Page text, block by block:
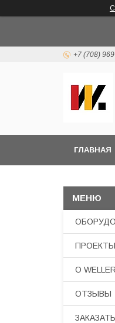
+7 (708)
ГЛАВНАЯ
ПРОЕКТЫ
О WELLER
ОТЗЫВЫ